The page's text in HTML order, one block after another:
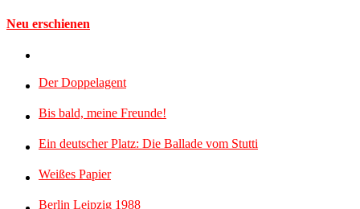
Neu erschienen
Der Doppelagent
Bis bald, meine Freunde!
Ein deutscher Platz: Die Ballade vom Stutti
Weißes Papier
Berlin Leipzig 1988